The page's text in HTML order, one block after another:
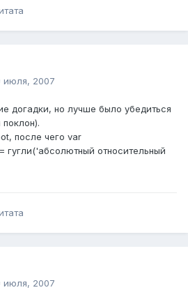
июля, 2007
догадки, но лучше было убедиться
после чего var
гугли('абсолютный относительный
июля, 2007